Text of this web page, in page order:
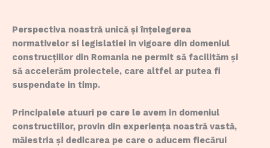
Perspectiva noastră unică și înțelegerea
normativelor si legislatiei in vigoare din domeniul
construcțiilor din Romania ne permit să facilităm și
să accelerăm proiectele, care altfel ar putea fi
suspendate in timp.
Principalele atuuri pe care le avem in domeniul
constructiilor, provin din experiența noastră vastă,
măiestria și dedicarea pe care o aducem fiecărui